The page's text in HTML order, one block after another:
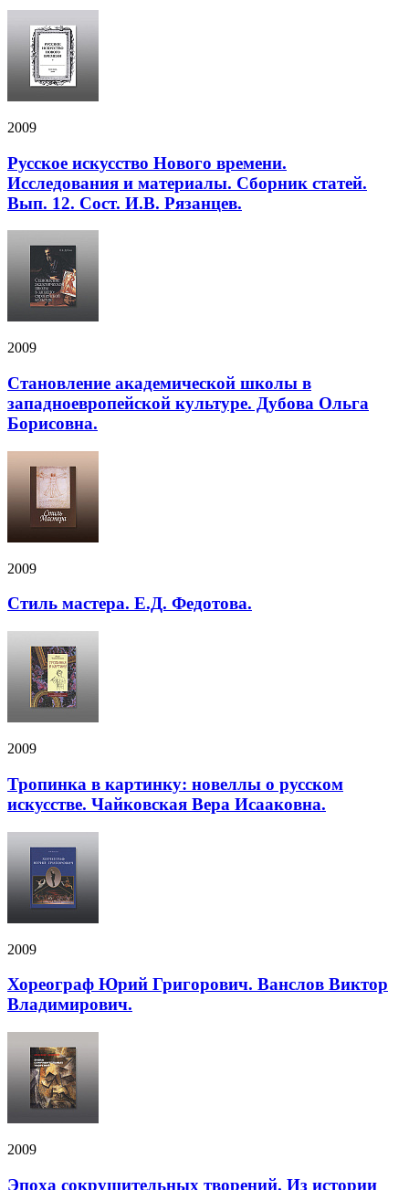
2009
Русское искусство Нового времени.
Исследования и материалы. Сборник статей.
Вып. 12. Сост. И.В. Рязанцев.
2009
Становление академической школы в
западноевропейской культуре. Дубова Ольга
Борисовна.
2009
Стиль мастера. Е.Д. Федотова.
2009
Тропинка в картинку: новеллы о русском
искусстве. Чайковская Вера Исааковна.
2009
Хореограф Юрий Григорович. Ванслов Виктор
Владимирович.
2009
Эпоха сокрушительных творений. Из истории